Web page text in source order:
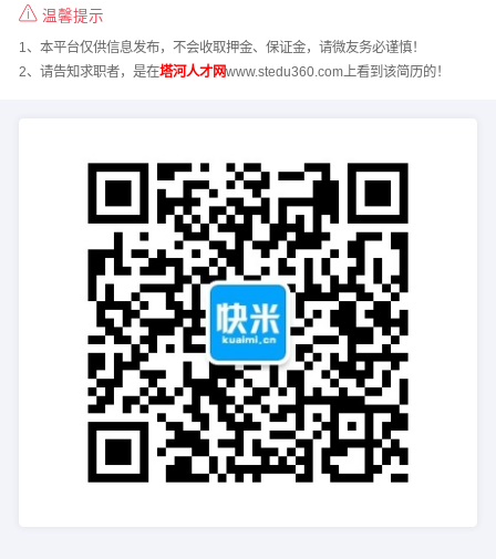
温馨提示
1、本平台仅供信息发布，不会收取押金、保证金，请微友务必谨慎！
2、请告知求职者，是在塔河人才网www.stedu360.com上看到该简历的！